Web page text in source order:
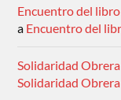
Encuentro del
a Encuentro del
Solidaridad
Solidaridad